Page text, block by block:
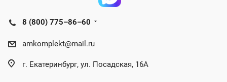
8 (800) 775–86–60
amkomplekt@mail.ru
г. Екатеринбург, ул. Посадская, 16А